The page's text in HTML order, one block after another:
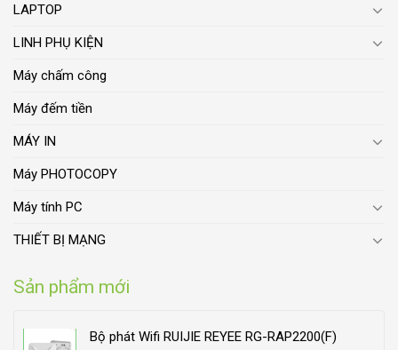
LAPTOP
LINH PHỤ KIỆN
Máy chấm công
Máy đếm tiền
MÁY IN
Máy PHOTOCOPY
Máy tính PC
THIẾT BỊ MẠNG
Sản phẩm mới
Bộ phát Wifi RUIJIE REYEE RG-RAP2200(F)